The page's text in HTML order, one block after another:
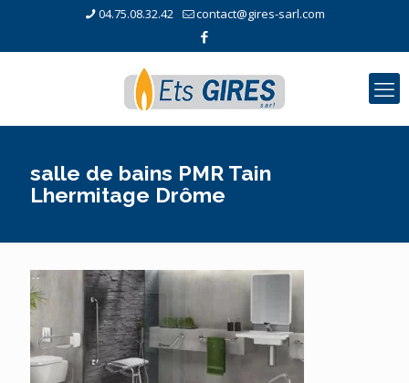
04.75.08.32.42 contact@gires-sarl.com
salle de bains PMR Tain
Lhermitage Drôme